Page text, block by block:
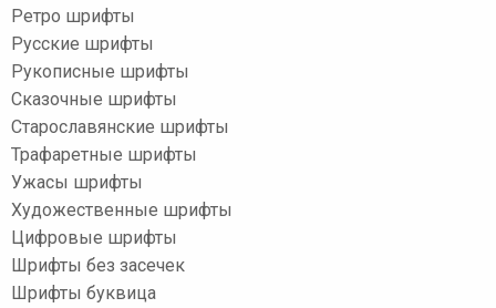
Ретро шрифты
Русские шрифты
Рукописные шрифты
Сказочные шрифты
Старославянские шрифты
Трафаретные шрифты
Ужасы шрифты
Художественные шрифты
Цифровые шрифты
Шрифты без засечек
Шрифты буквица